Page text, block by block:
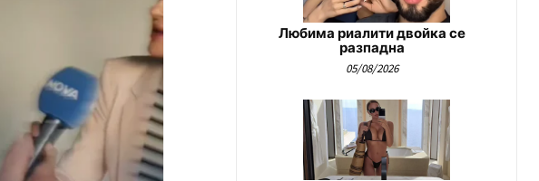
Любима риалити двойка се
разпадна
05/08/2026